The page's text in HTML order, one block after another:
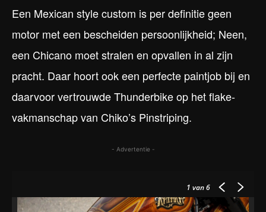
Een Mexican style custom is per definitie geen
motor met een bescheiden persoonlijkheid; Neen,
een Chicano moet stralen en opvallen in al zijn
pracht. Daar hoort ook een perfecte paintjob bij en
daarvoor vertrouwde Thunderbike op het flake-
vakmanschap van Chiko’s Pinstriping.
- Advertentie -
1 van 6